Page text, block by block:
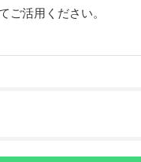
活用ください。